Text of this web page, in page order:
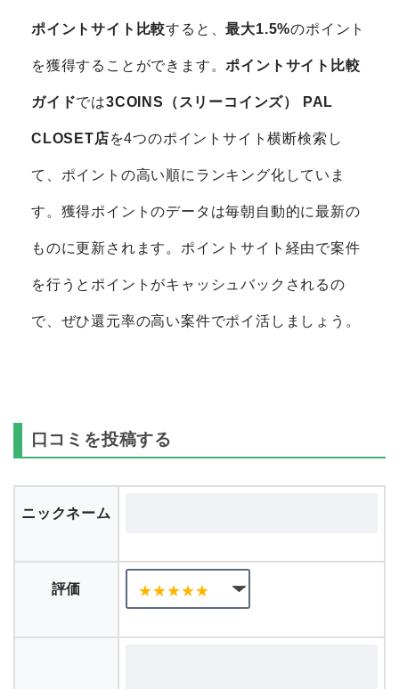
ポイントサイト比較すると、最大1.5%のポイント
を獲得することができます。ポイントサイト比較
ガイドでは3COINS（スリーコインズ） PAL
CLOSET店を4つのポイントサイト横断検索し
て、ポイントの高い順にランキング化していま
す。獲得ポイントのデータは毎朝自動的に最新の
ものに更新されます。ポイントサイト経由で案件
を行うとポイントがキャッシュバックされるの
で、ぜひ還元率の高い案件でポイ活しましょう。
口コミを投稿する
ニックネーム
評価